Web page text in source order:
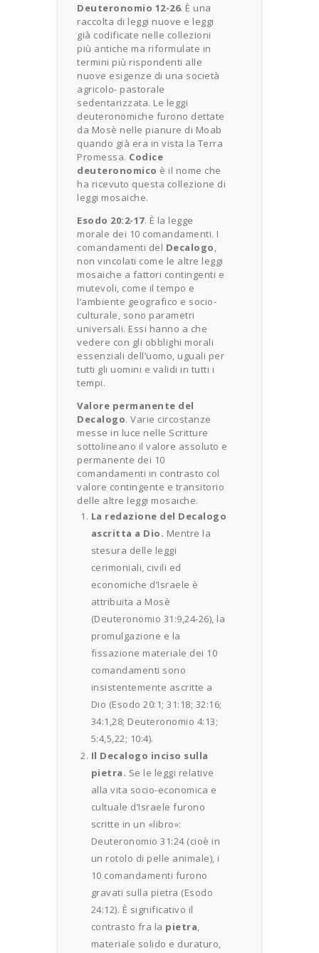
Deuteronomio 12-26. È una
raccolta di leggi nuove e leggi
già codificate nelle collezioni
più antiche ma riformulate in
termini più rispondenti alle
nuove esigenze di una società
agricolo- pastorale
sedentarizzata. Le leggi
deuteronomiche furono dettate
da Mosè nelle pianure di Moab
quando già era in vista la Terra
Promessa. Codice
deuteronomico è il nome che
ha ricevuto questa collezione di
leggi mosaiche.
Esodo 20:2-17. È la legge
morale dei 10 comandamenti. I
comandamenti del Decalogo
non vincolati come le altre leggi
mosaiche a fattori contingenti e
mutevoli, come il tempo e
l’ambiente geografico e socio-
culturale, sono parametri
universali. Essi hanno a che
vedere con gli obblighi morali
essenziali dell’uomo, uguali per
tutti gli uomini e validi in tutti i
tempi.
Valore permanente del
Decalogo. Varie circostanze
messe in luce nelle Scritture
sottolineano il valore assoluto e
permanente dei 10
comandamenti in contrasto col
valore contingente e transitorio
delle altre leggi mosaiche.
La redazione del Decalogo
ascritta a Dio. Mentre la
stesura delle leggi
cerimoniali, civili ed
economiche d’Israele è
attribuita a Mosè
(Deuteronomio 31:9,24-26), la
promulgazione e la
fissazione materiale dei 10
comandamenti sono
insistentemente ascritte a
Dio (Esodo 20:1; 31:18; 32:16;
34:1,28; Deuteronomio 4:13;
5:4,5,22; 10:4).
Il Decalogo inciso sulla
pietra. Se le leggi relative
alla vita socio-economica e
cultuale d’Israele furono
scritte in un «libro»:
Deuteronomio 31:24 (cioè in
un rotolo di pelle animale), i
10 comandamenti furono
gravati sulla pietra (Esodo
24:12). È significativo il
contrasto fra la pietra
materiale solido e duraturo,